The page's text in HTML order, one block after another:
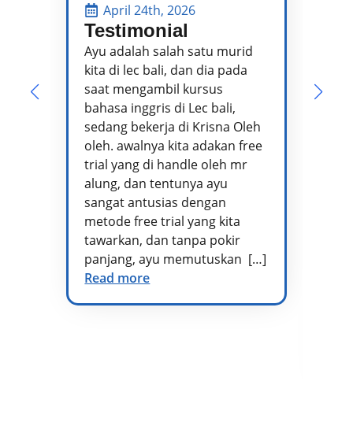
April 24th, 2026
Testimonial
Ayu adalah salah satu murid
kita di lec bali, dan dia pada
saat mengambil kursus
bahasa inggris di Lec bali,
sedang bekerja di Krisna Oleh
oleh. awalnya kita adakan free
trial yang di handle oleh mr
alung, dan tentunya ayu
sangat antusias dengan
metode free trial yang kita
tawarkan, dan tanpa pokir
panjang, ayu memutuskan […]
Read more